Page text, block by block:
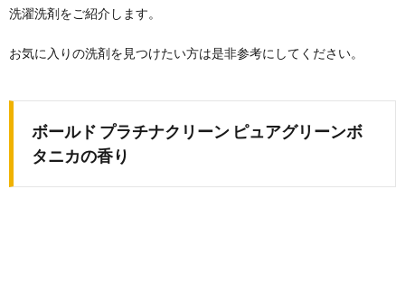
洗濯洗剤をご紹介します。
お気に入りの洗剤を見つけたい方は是非参考にしてください。
ボールド プラチナクリーン ピュアグリーンボ
タニカの香り